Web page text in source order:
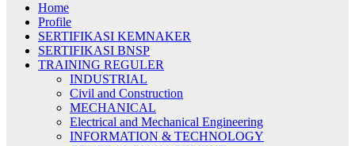
Home
Profile
SERTIFIKASI KEMNAKER
SERTIFIKASI BNSP
TRAINING REGULER
INDUSTRIAL
Civil and Construction
MECHANICAL
Electrical and Mechanical Engineering
INFORMATION & TECHNOLOGY